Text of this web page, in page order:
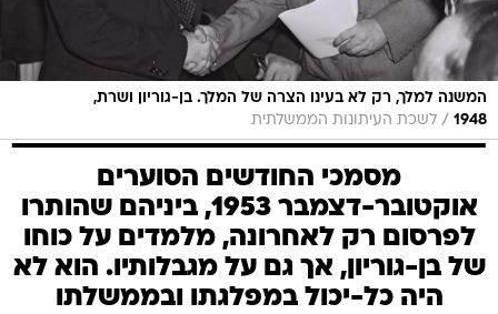
המשנה למלך, רק לא בעינו הצרה של המלך. בן-גוריון ושרת,
1948
/ לשכת העיתונות הממשלתית
מסמכי החודשים הסוערים
אוקטובר-דצמבר 1953, ביניהם שהותרו
לפרסום רק לאחרונה, מלמדים על כוחו
של בן-גוריון, אך גם על מגבלותיו. הוא לא
היה כל-יכול במפלגתו ובממשלתו